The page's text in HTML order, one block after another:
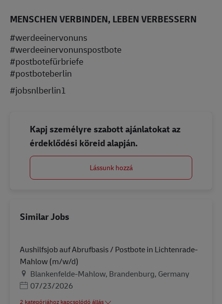
MENSCHEN VERBINDEN, LEBEN VERBESSERN
#werdeeinervonuns
#werdeeinervonunspostbote
#postbotefürbriefe
#postboteberlin
#jobsnlberlin1
Kapj személyre szabott ajánlatokat az
érdeklődési köreid alapján.
Lássunk hozzá
Similar Jobs
Aushilfsjob auf Abrufbasis / Postbote in Lichtenrade-
Mahlow (m/w/d)
Helyszín
Blankenfelde-Mahlow, Brandenburg, Germany
Posted Date
07/23/2026
2 kategóriához kapcsolódó állás